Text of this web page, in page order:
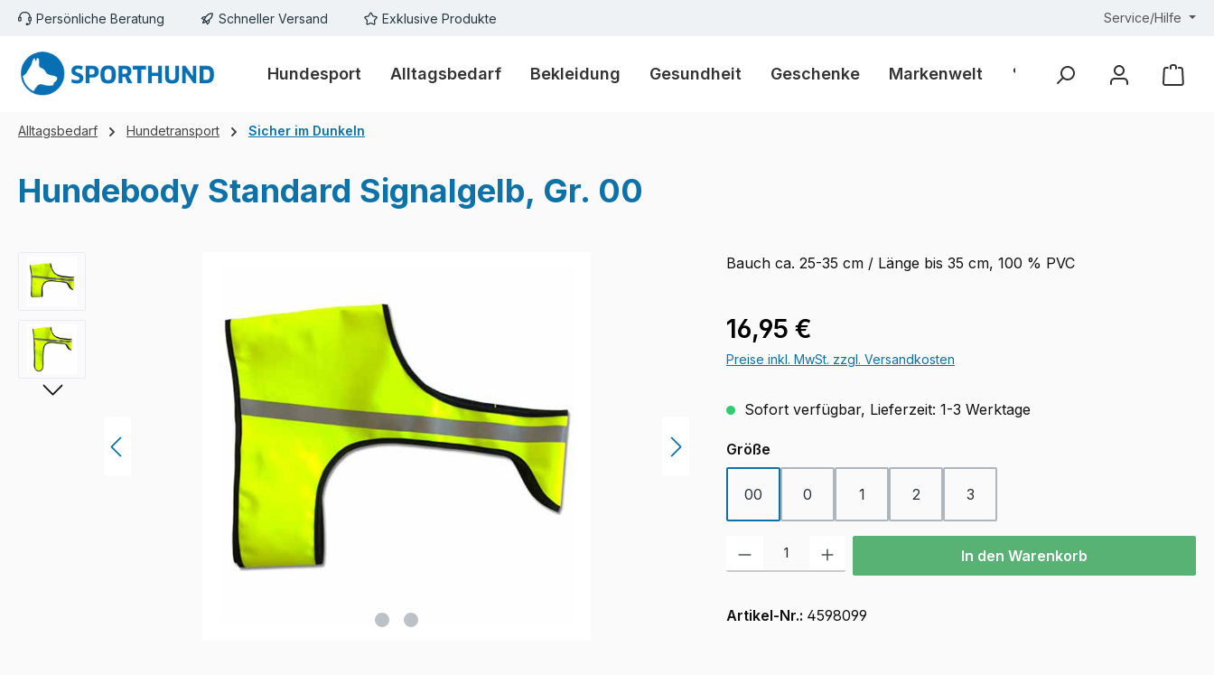
Hauptinhalt springen
Zur Suche springen
Zur Hauptnavigation springen
Persönliche Beratung Schneller Versand Exklusive Produkte Service/Hilfe
Hundesport Alltagsbedarf Bekleidung Gesundheit Geschenke Markenwelt % Outlet %
Alltagsbedarf Hundetransport Sicher im Dunkeln
Hundebody Standard Signalgelb, Gr. 00
Bildergalerie überspringen Bauch ca. 25-35 cm / Länge bis 35 cm, 100 % PVC
Regulärer Preis:
16,95 €
Preise inkl. MwSt. zzgl. Versandkosten
Sofort verfügbar, Lieferzeit: 1-3 Werktage
Größe
00 0 1 2 3
Produkt Anzahl: Gib den gewünschten Wert ein oder benutze die Schaltflächen
In den Warenkorb
Artikel-Nr.: 4598099